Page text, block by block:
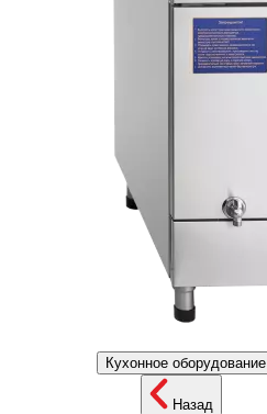
Кухонное оборудование
Назад